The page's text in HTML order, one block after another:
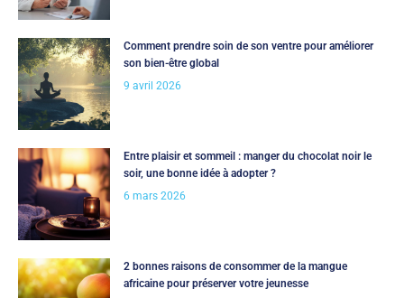
Comment prendre soin de son ventre pour améliorer
son bien-être global
9 avril 2026
Entre plaisir et sommeil : manger du chocolat noir le
soir, une bonne idée à adopter ?
6 mars 2026
2 bonnes raisons de consommer de la mangue
africaine pour préserver votre jeunesse